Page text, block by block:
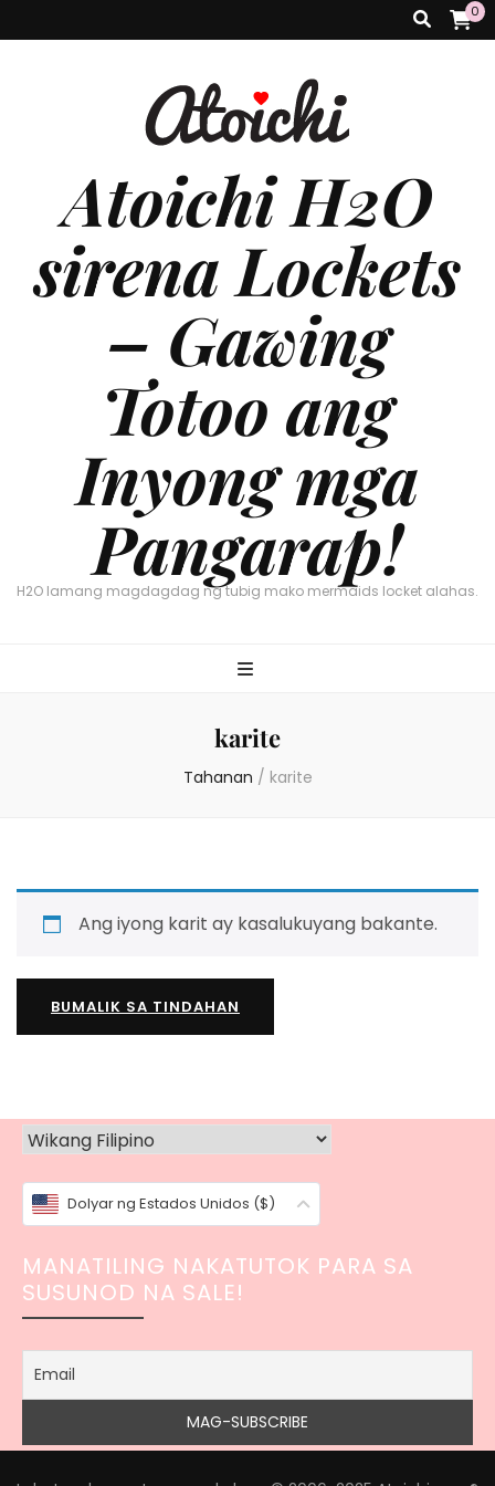
0
Atoichi H2O
sirena Lockets
– Gawing
Totoo ang
Inyong mga
Pangarap!
H2O lamang magdagdag ng tubig mako mermaids locket alahas.
karite
Tahanan / karite
Ang iyong karit ay kasalukuyang bakante.
BUMALIK SA TINDAHAN
Dolyar ng Estados Unidos ($)
MANATILING NAKATUTOK PARA SA
SUSUNOD NA SALE!